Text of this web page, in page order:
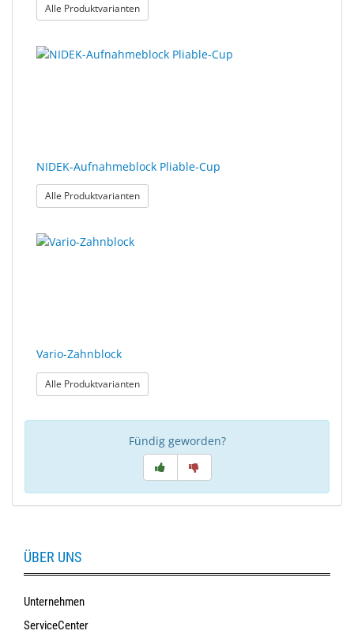
Alle Produktvarianten: NIDEK-Aufnahmeblock Nano-Cup
NIDEK-Aufnahmeblock Pliable-Cup
Alle Produktvarianten: NIDEK-Aufnahmeblock Pliable-Cup
Vario-Zahnblock
Alle Produktvarianten: Vario-Zahnblock
Fündig geworden?
ÜBER UNS
Unternehmen
ServiceCenter